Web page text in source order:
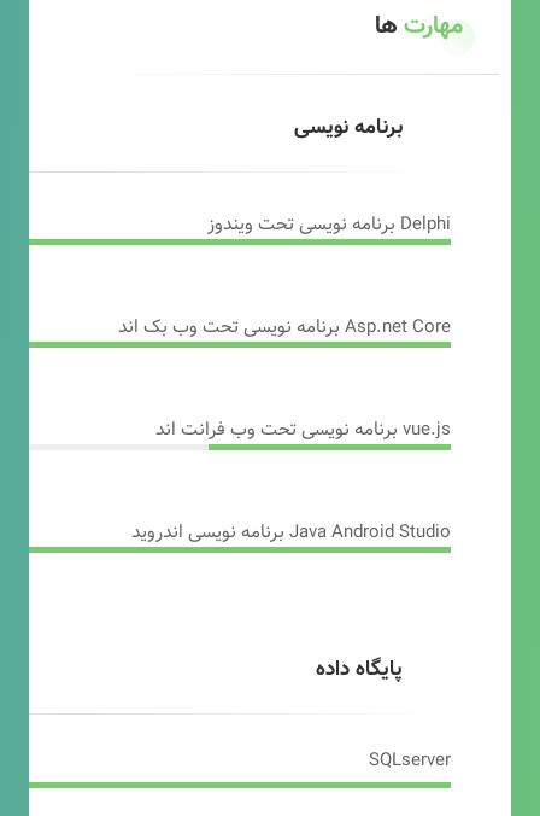
مهارتها
برنامه نویسی
Delphi برنامه نویسی تحت ویندوز
Asp.net Core برنامه نویسی تحت وب بک اند
vue.js برنامه نویسی تحت وب فرانت اند
Java Android Studio برنامه نویسی اندروید
پایگاه داده
SQLserver